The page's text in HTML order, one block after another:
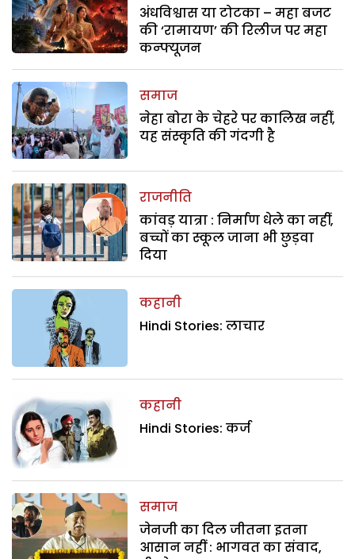
अंधविश्वास या टोटका – महा बजट
की ‘रामायण’ की रिलीज पर महा
कन्फ्यूजन
समाज
नेहा बोरा के चेहरे पर कालिख नहीं,
यह संस्कृति की गंदगी है
राजनीति
कांवड़ यात्रा : निर्माण धेले का नहीं,
बच्चों का स्कूल जाना भी छुड़वा
दिया
कहानी
Hindi Stories: लाचार
कहानी
Hindi Stories: कर्ज
समाज
जेनजी का दिल जीतना इतना
आसान नहीं : भागवत का संवाद,